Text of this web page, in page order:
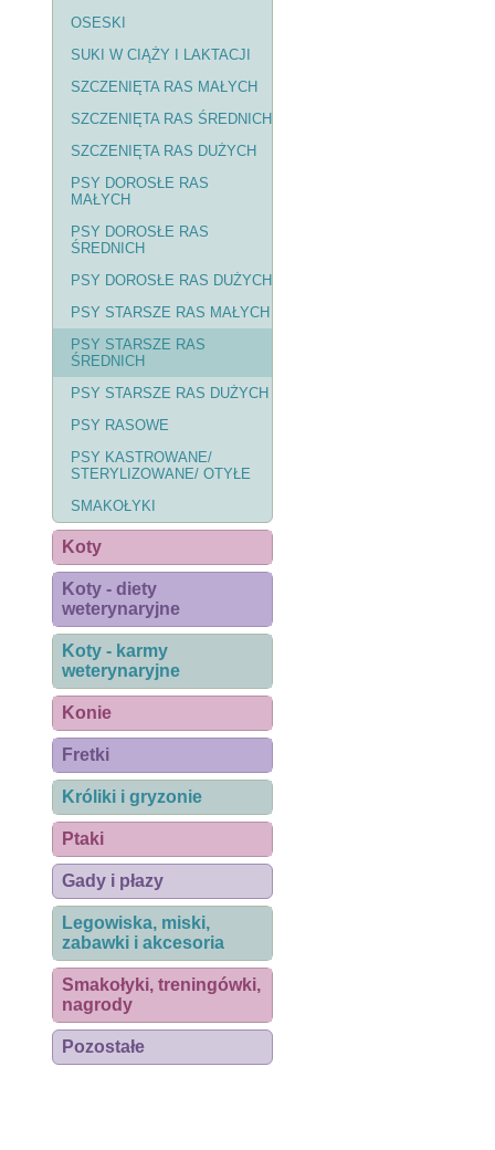
OSESKI
SUKI W CIĄŻY I LAKTACJI
SZCZENIĘTA RAS MAŁYCH
SZCZENIĘTA RAS ŚREDNICH
SZCZENIĘTA RAS DUŻYCH
PSY DOROSŁE RAS
MAŁYCH
PSY DOROSŁE RAS
ŚREDNICH
PSY DOROSŁE RAS DUŻYCH
PSY STARSZE RAS MAŁYCH
PSY STARSZE RAS
ŚREDNICH
PSY STARSZE RAS DUŻYCH
PSY RASOWE
PSY KASTROWANE/
STERYLIZOWANE/ OTYŁE
SMAKOŁYKI
Koty
Koty - diety
weterynaryjne
Koty - karmy
weterynaryjne
Konie
Fretki
Króliki i gryzonie
Ptaki
Gady i płazy
Legowiska, miski,
zabawki i akcesoria
Smakołyki, treningówki,
nagrody
Pozostałe